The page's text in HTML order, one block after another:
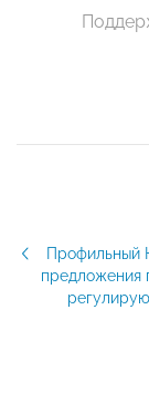
Профильный
предложения